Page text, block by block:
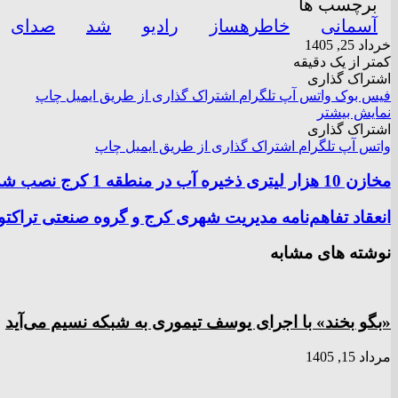
برچسب ها
آسمانی
خاطرهساز رادیو شد صدای
خرداد 25, 1405
کمتر از یک دقیقه
اشتراک گذاری
فیس بوک واتس آپ تلگرام اشتراک گذاری از طریق ایمیل چاپ
نمایش بیشتر
اشتراک گذاری
واتس آپ تلگرام اشتراک گذاری از طریق ایمیل چاپ
مخازن 10 هزار لیتری ذخیره آب در منطقه 1 کرج نصب شد
انعقاد تفاهم‌نامه مدیریت شهری کرج و گروه صنعتی
نوشته های مشابه
«بگو بخند» با اجرای یوسف تیموری به شبکه نسیم می‌آید
مرداد 15, 1405